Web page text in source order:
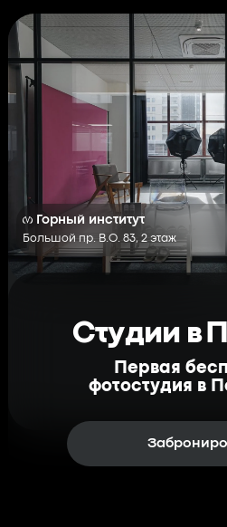
Студии в
Первая
фотостудия в
Горный институт
Большой пр. В.О. 83, 2 этаж